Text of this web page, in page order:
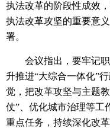
执法改革的阶段性成效
执法改革攻坚的重要意
署。
会议指出，要牢记
升推进“大综合一体化”
觉，把改革攻坚与主题
仗”、优化城市治理等工
重点任务，持续深化改